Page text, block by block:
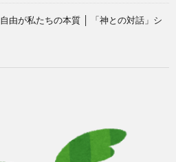
自由が私たちの本質 │ 「神との対話」シ